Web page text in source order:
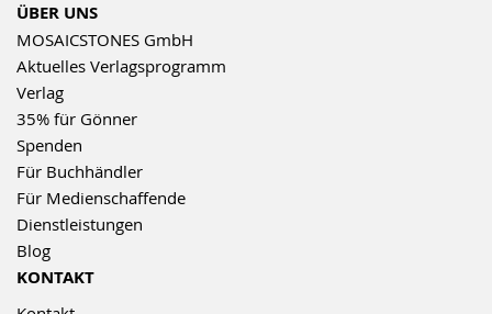
ÜBER UNS
MOSAICSTONES GmbH
Aktuelles Verlagsprogramm
Verlag
35% für Gönner
Spenden
Für Buchhändler
Für Medienschaffende
Dienstleistungen
Blog
KONTAKT